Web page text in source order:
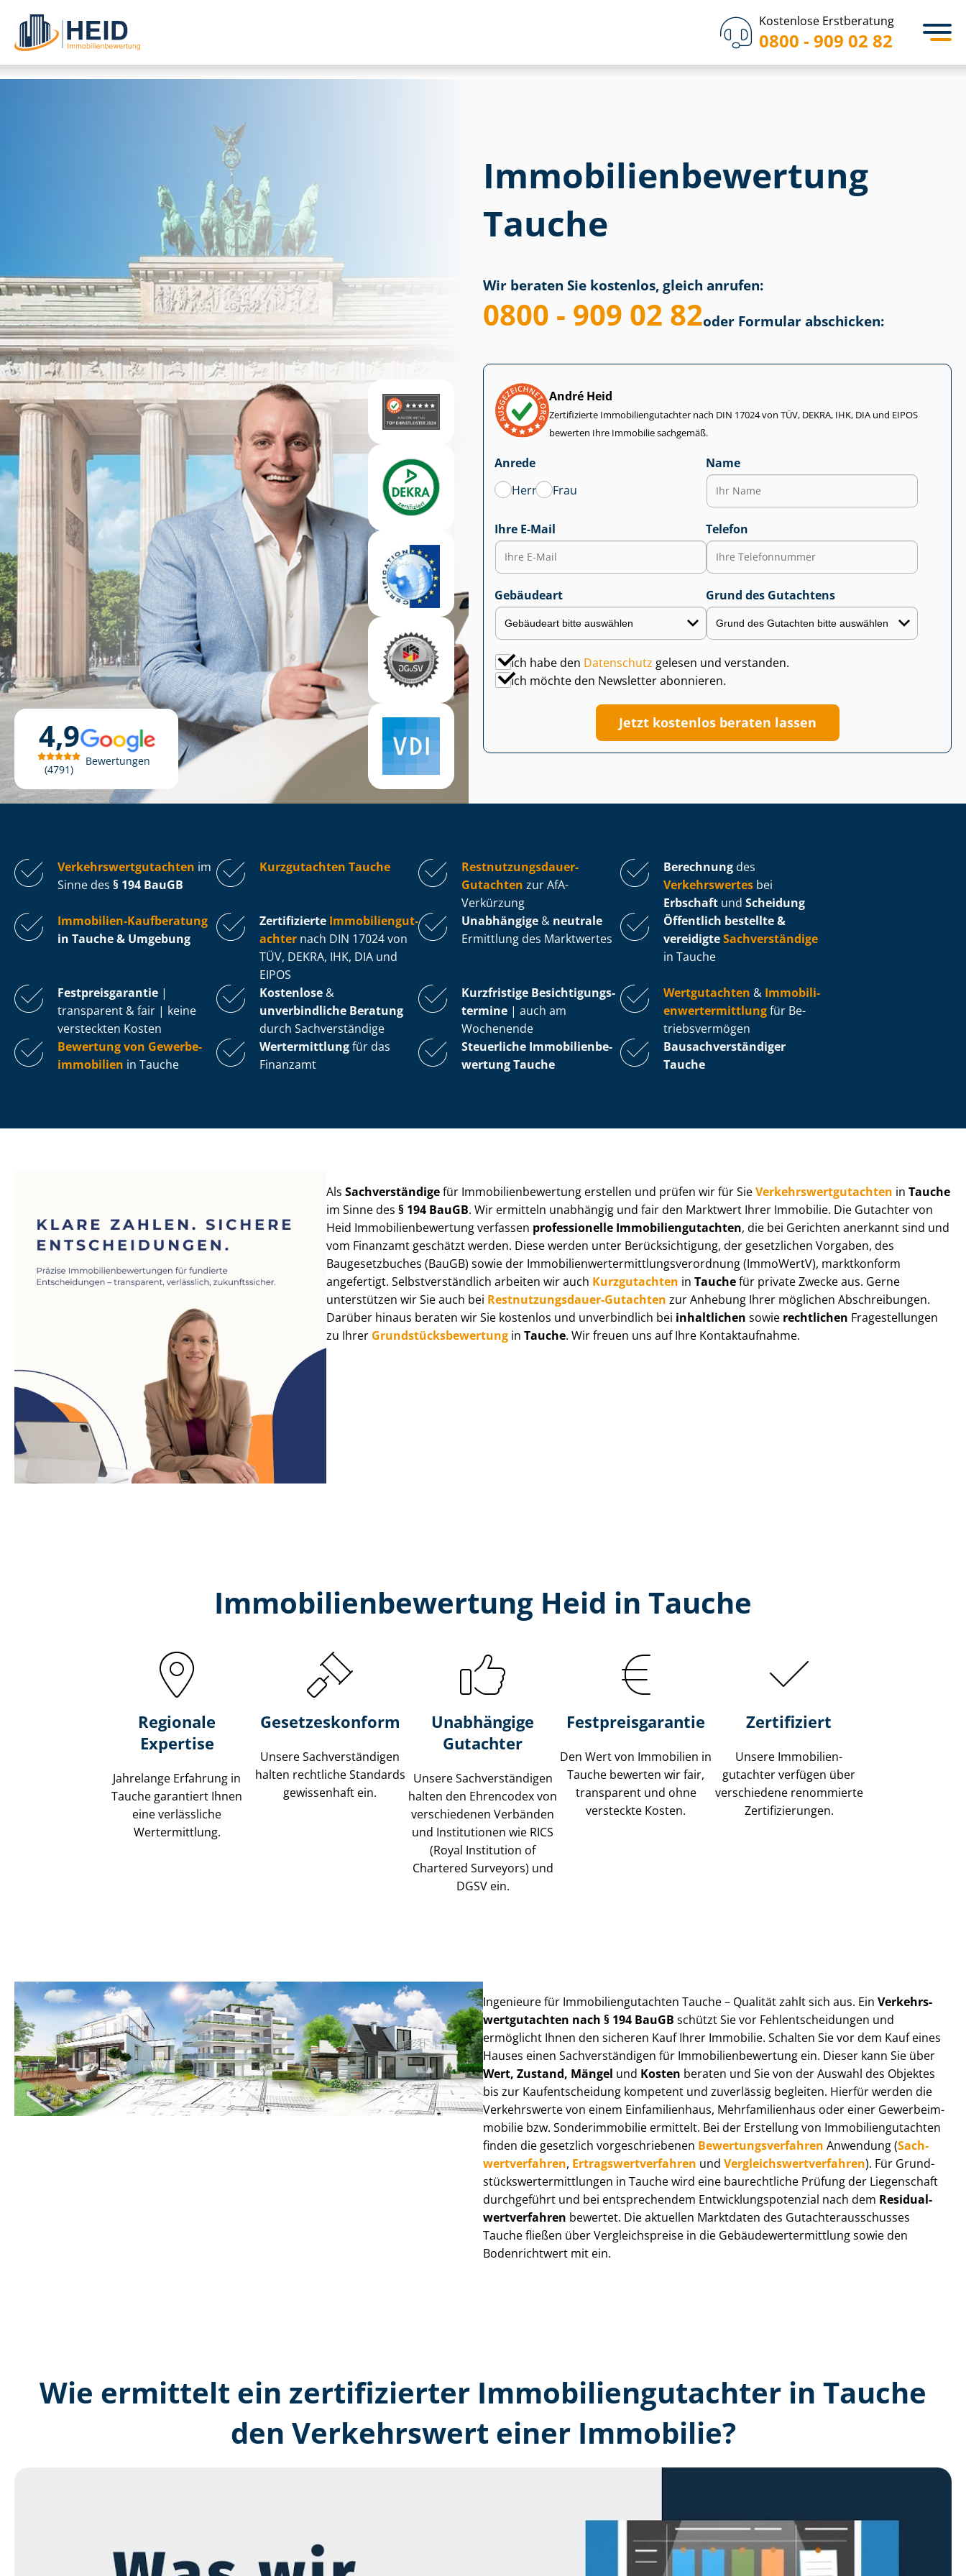
Kostenlose Erstberatung
0800 - 909 02 82
4,9
4791
Bewertungen
Immobilien­bewertung
Tauche
Wir beraten Sie kostenlos, gleich anrufen:
0800 - 909 02 82oder Formular abschicken:
André Heid
Zertifizierte Im­mo­bi­li­en­gut­ach­ter nach DIN 17024 von TÜV, DEKRA, IHK, DIA und EIPOS
bewerten Ihre Immobilie sachgemäß.
Anrede
Herr
Frau
Name
Ihre E-Mail Telefon
Gebäudeart Grund des Gutachtens
Ich habe den Datenschutz gelesen und verstanden.
Ich möchte den Newsletter abonnieren.
Jetzt kostenlos beraten lassen
Ver­kehrs­wert­gut­ach­ten im
Sinne des § 194 BauGB
Kurzgutachten Tauche
Rest­nut­zungs­dau­er-
Gutachten zur AfA-
Verkürzung
Berechnung des
Verkehrswertes bei
Erbschaft und Scheidung
Immobilien-Kaufberatung
in Tauche & Umgebung
Zertifizierte Im­mo­bi­li­en­gut­
ach­ter nach DIN 17024 von
TÜV, DEKRA, IHK, DIA und
EIPOS
Unabhängige & neutrale
Ermittlung des Marktwertes
Öffentlich bestellte &
vereidigteSachverständige
in Tauche
Fest­preis­ga­ran­tie |
transparent & fair | keine
versteckten Kosten
Kostenlose &
unverbindliche Beratung
durch Sachverständige
Kurzfristige Be­sich­ti­gungs­
ter­mi­ne | auch am
Wochenende
Wertgutachten & Im­mo­bi­li­
en­wert­ermitt­lungfür Be­
triebs­ver­mö­gen
Bewertung von Ge­wer­be­
im­mo­bi­li­en in Tauche
Wertermittlungfür das
Finanzamt
Steuerliche Im­mo­bi­li­en­be­
wer­tungTauche
Bau­sach­ver­stän­di­ger
Tauche
AlsSachverständigefür Im­mo­bi­li­en­be­wer­tung erstellen und prüfen wir für SieVer­kehrs­wert­gut­ach­ten inTauche
im Sinne des§ 194 BauGB. Wir ermitteln unabhängig und fair den Marktwert Ihrer Immobilie. Die Gutachter von
Heid Im­mo­bi­li­en­be­wer­tung verfassen professionelle Im­mo­bi­li­en­gut­ach­ten, die bei Gerichten anerkannt sind und
vom Finanzamt geschätzt werden. Diese werden unter Be­rück­sich­ti­gung, der gesetzlichen Vorgaben, des
Baugesetzbuches (BauGB) sowie der Im­mo­bi­li­en­wert­ermitt­lungs­ver­ord­nung (ImmoWertV), marktkonform
angefertigt. Selbst­ver­ständ­lich arbeiten wir auch Kurzgutachten in Tauchefür private Zwecke aus. Gerne
unterstützen wir Sie auch bei Rest­nut­zungs­dau­er-Gutachten zur Anhebung Ihrer möglichen Abschreibungen.
Darüber hinaus beraten wir Sie kostenlos und unverbindlich bei inhaltlichen sowie rechtlichen Fragestellungen
zu Ihrer Grund­stücks­be­wer­tung inTauche. Wir freuen uns auf Ihre Kontaktaufnahme.
Immobilien­bewertung Heid in Tauche
Regionale
Expertise
Jahrelange Erfahrung in
Tauche garantiert Ihnen
eine verlässliche
Wertermittlung.
Gesetzes­konform
Unsere Sach­ver­stän­di­gen
halten rechtliche Standards
gewissenhaft ein.
Unabhängige
Gutachter
Unsere Sach­ver­stän­di­gen
halten den Ehrencodex von
verschiedenen Verbänden
und Institutionen wie RICS
(Royal Institution of
Chartered Surveyors) und
DGSV ein.
Festpreis​garantie
Den Wert von Immobilien in
Tauche bewerten wir fair,
transparent und ohne
versteckte Kosten.
Zertifiziert
Unsere Immobilien­
gutachter verfügen über
verschiedene renommierte
Zer­ti­fi­zie­run­gen.
Ingenieure für Im­mo­bi­li­en­gut­ach­ten Tauche – Qualität zahlt sich aus. Ein Ver­kehrs­
wert­gut­ach­ten nach § 194 BauGB schützt Sie vor Fehl­ent­schei­dun­gen und
ermöglicht Ihnen den sicheren Kauf Ihrer Immobilie. Schalten Sie vor dem Kauf eines
Hauses einen Sach­ver­stän­di­gen für Im­mo­bi­li­en­be­wer­tung ein. Dieser kann Sie über
Wert, Zustand, Mängel und Kosten beraten und Sie von der Auswahl des Objektes
bis zur Kauf­ent­schei­dung kompetent und zuverlässig begleiten. Hierfür werden die
Verkehrswerte von einem Einfamilienhaus, Mehr­fa­mi­li­en­haus oder einer Ge­wer­be­im­
mo­bi­lie bzw. Sonderimmobilie ermittelt. Bei der Erstellung von Im­mo­bi­li­en­gut­ach­ten
finden die gesetzlich vor­ge­schrie­be­nen Be­wer­tungs­ver­fah­ren Anwendung (Sach­
wert­ver­fah­ren, Er­trags­wert­ver­fah­ren und Ver­gleichs­wert­ver­fah­ren). Für Grund­
stücks­wert­ermitt­lun­gen in Tauche wird eine baurechtliche Prüfung der Liegenschaft
durchgeführt und bei entsprechendem Ent­wick­lungs­po­ten­zi­al nach dem Re­si­du­al­
wert­ver­fah­ren bewertet. Die aktuellen Marktdaten des Gut­ach­ter­aus­schus­ses
Tauche fließen über Ver­gleichs­prei­se in die Ge­bäu­de­wert­ermitt­lung sowie den
Bodenrichtwert mit ein.
Wie ermittelt ein zertifizierter Immobilien­gutachter in Tauche
den Verkehrswert einer Immobilie?